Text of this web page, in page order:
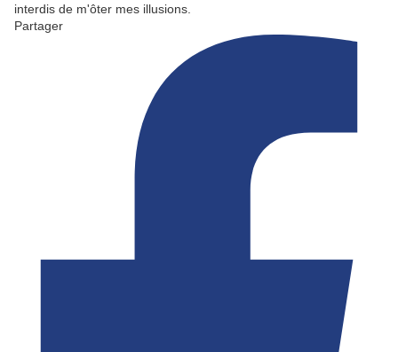
interdis de m'ôter mes illusions.
Partager